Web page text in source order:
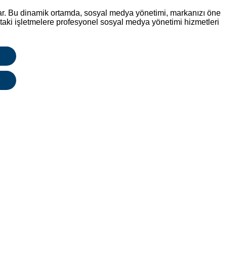
dinamik ortamda, sosyal medya yönetimi, markanızı öne
işletmelere profesyonel sosyal medya yönetimi hizmetleri